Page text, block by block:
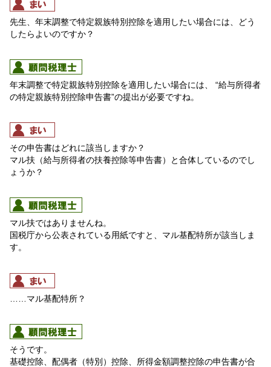
先生、年末調整で特定親族特別控除を適用したい場合には、どう
したらよいのですか？
年末調整で特定親族特別控除を適用したい場合には、 “給与所得者
の特定親族特別控除申告書”の提出が必要ですね。
その申告書はどれに該当しますか？
マル扶（給与所得者の扶養控除等申告書）と合体しているのでし
ょうか？
マル扶ではありませんね。
国税庁から公表されている用紙ですと、マル基配特所が該当しま
す。
……マル基配特所？
そうです。
基礎控除、配偶者（特別）控除、所得金額調整控除の申告書が合